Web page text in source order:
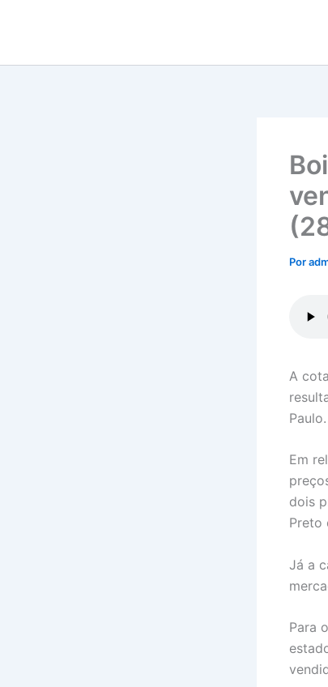
Por
A
Paulo.
Em
dois
Preto
Já a
Para